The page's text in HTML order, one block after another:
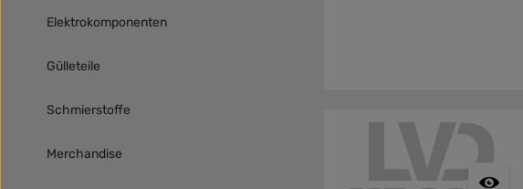
Elektrokomponenten
Gülleteile
Schmierstoffe
Merchandise